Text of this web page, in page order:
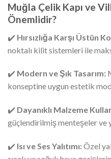
Muğla Çelik Kapı ve
Önemlidir?
✔️ Hırsızlığa Karşı Üstün
noktalı kilit sistemleri ile
✔️ Modern ve Şık Tasarım:
konseptine uygun estetik
✔️ Dayanıklı Malzeme
güçlendirilmiş menteşeler
✔️ Isı ve Ses Yalıtımı:Özel